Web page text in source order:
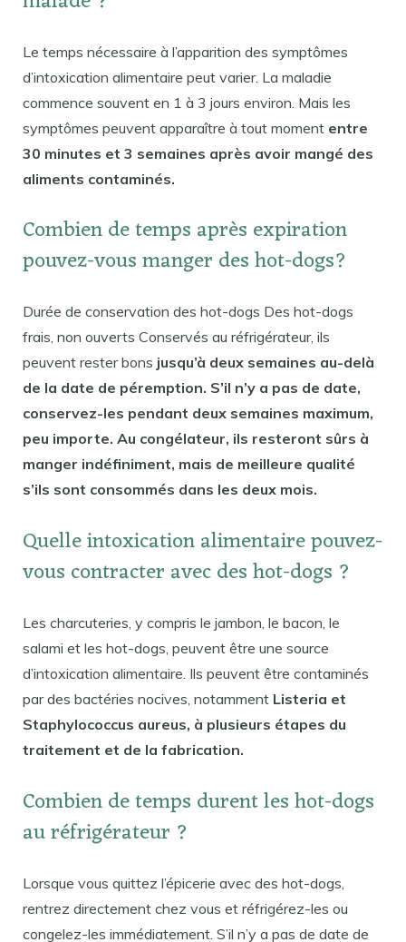
Le temps nécessaire à l’apparition des symptômes
d’intoxication alimentaire peut varier. La maladie
commence souvent en 1 à 3 jours environ. Mais les
symptômes peuvent apparaître à tout moment entre
30 minutes et 3 semaines après avoir mangé des
aliments contaminés.
Combien de temps après expiration
pouvez-vous manger des hot-dogs?
Durée de conservation des hot-dogs Des hot-dogs
frais, non ouverts Conservés au réfrigérateur, ils
peuvent rester bons jusqu’à deux semaines au-delà
de la date de péremption. S’il n’y a pas de date,
conservez-les pendant deux semaines maximum,
peu importe. Au congélateur, ils resteront sûrs à
manger indéfiniment, mais de meilleure qualité
s’ils sont consommés dans les deux mois.
Quelle intoxication alimentaire pouvez-
vous contracter avec des hot-dogs ?
Les charcuteries, y compris le jambon, le bacon, le
salami et les hot-dogs, peuvent être une source
d’intoxication alimentaire. Ils peuvent être contaminés
par des bactéries nocives, notamment Listeria et
Staphylococcus aureus, à plusieurs étapes du
traitement et de la fabrication.
Combien de temps durent les hot-dogs
au réfrigérateur ?
Lorsque vous quittez l’épicerie avec des hot-dogs,
rentrez directement chez vous et réfrigérez-les ou
congelez-les immédiatement. S’il n’y a pas de date de